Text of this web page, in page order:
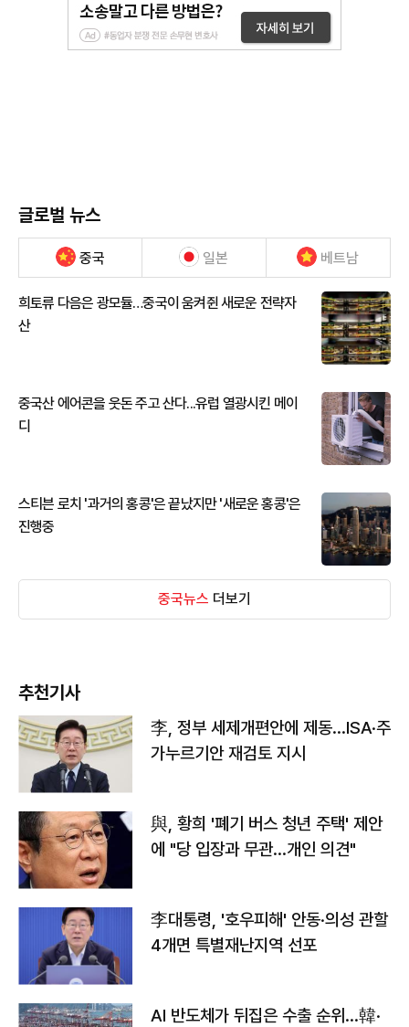
글로벌 뉴스
중국 일본 베트남
희토류 다음은 광모듈…중국이 움켜쥔 새로운 전략자
산
중국산 에어콘을 웃돈 주고 산다...유럽 열광시킨 메이
디
스티븐 로치 '과거의 홍콩'은 끝났지만 '새로운 홍콩'은
진행중
중국뉴스 더보기
추천기사
李, 정부 세제개편안에 제동…ISA·주
가누르기안 재검토 지시
與, 황희 '폐기 버스 청년 주택' 제안
에 "당 입장과 무관…개인 의견"
李대통령, '호우피해' 안동·의성 관할
4개면 특별재난지역 선포
AI 반도체가 뒤집은 수출 순위…韓·